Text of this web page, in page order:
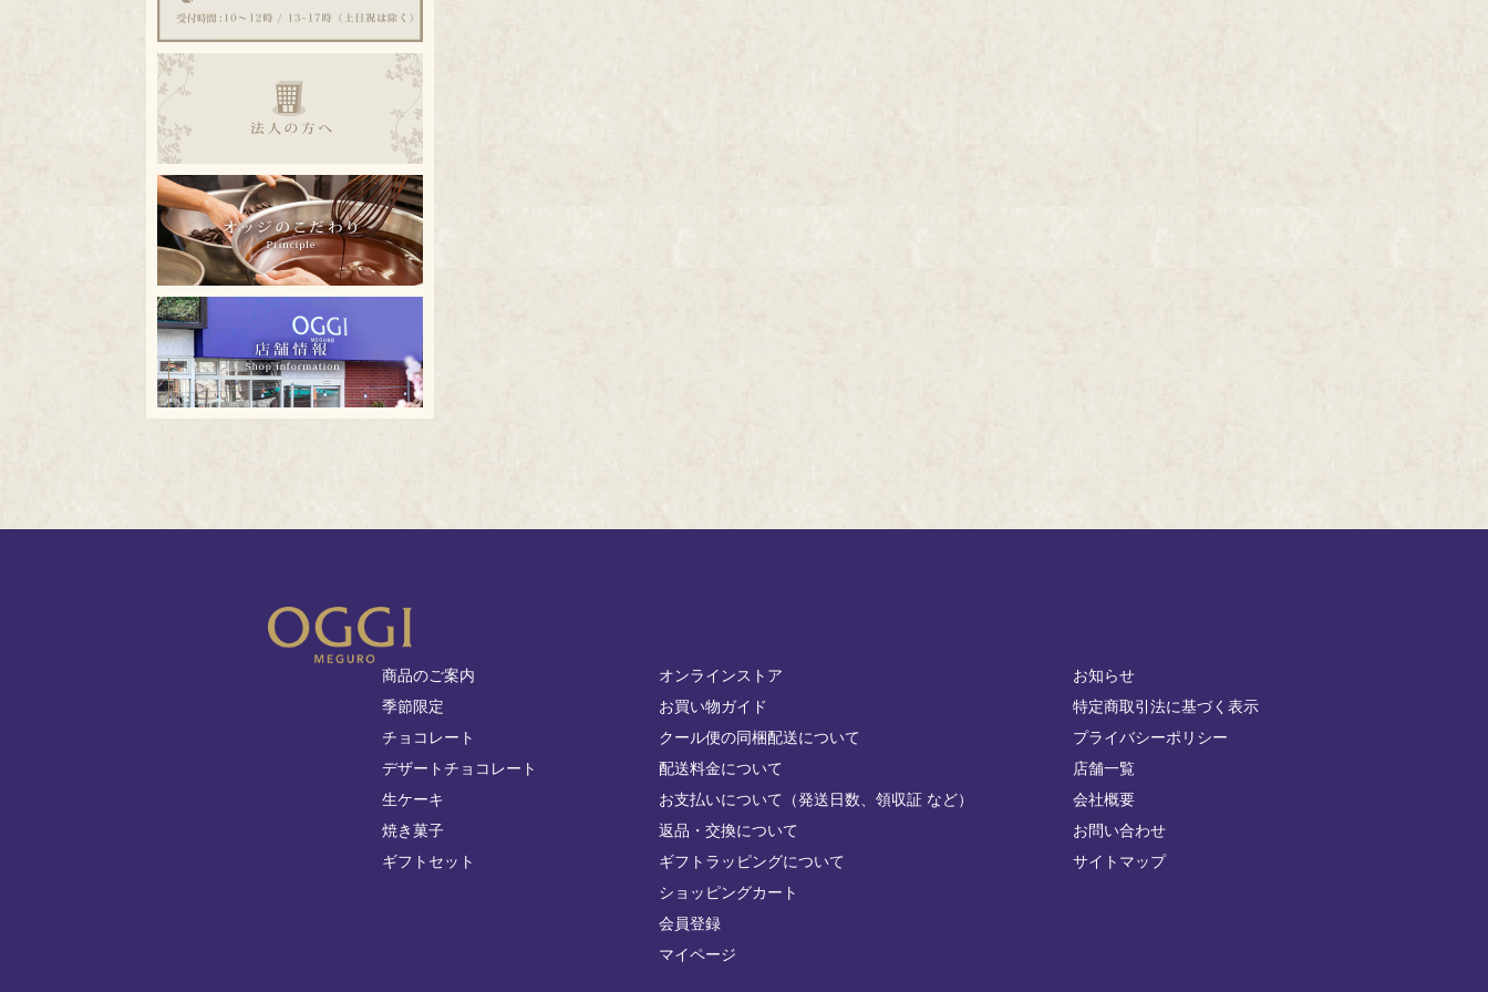
商品のご案内
季節限定
チョコレート
デザートチョコレート
生ケーキ
焼き菓子
ギフトセット
オンラインストア
お買い物ガイド
クール便の同梱配送について
配送料金について
お支払いについて（発送日数、領収証 など）
返品・交換について
ギフトラッピングについて
ショッピングカート
会員登録
マイページ
お知らせ
特定商取引法に基づく表示
プライバシーポリシー
店舗一覧
会社概要
お問い合わせ
サイトマップ